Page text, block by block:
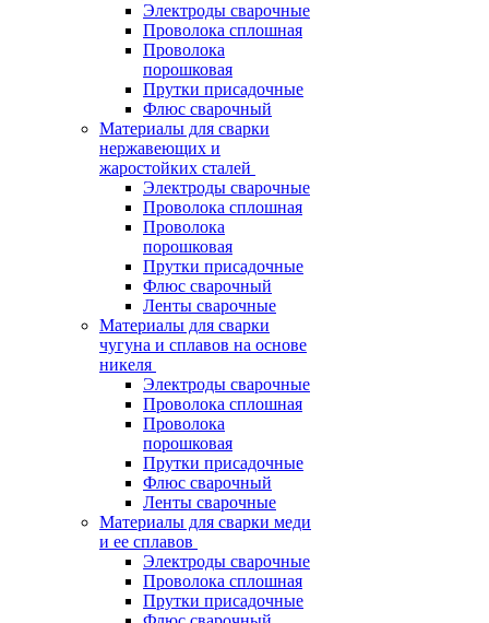
Электроды сварочные
Проволока сплошная
Проволока
порошковая
Прутки присадочные
Флюс сварочный
Материалы для сварки
нержавеющих и
жаростойких сталей
Электроды сварочные
Проволока сплошная
Проволока
порошковая
Прутки присадочные
Флюс сварочный
Ленты сварочные
Материалы для сварки
чугуна и сплавов на основе
никеля
Электроды сварочные
Проволока сплошная
Проволока
порошковая
Прутки присадочные
Флюс сварочный
Ленты сварочные
Материалы для сварки меди
и ее сплавов
Электроды сварочные
Проволока сплошная
Прутки присадочные